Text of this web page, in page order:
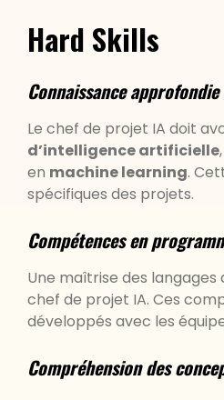
Hard Skills
Connaissance
Le chef de projet IA doit
d’intelligence artificielle
en machine learning.
spécifiques des projets.
Compétences en
Une maîtrise des
chef de projet IA. Ces
développés avec les
Compréhension des